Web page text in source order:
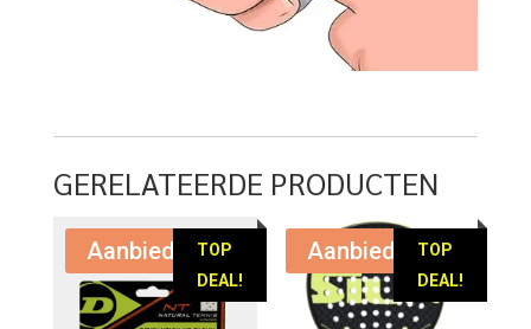
GERELATEERDE PRODUCTEN
TOP
DEAL!
Aanbieding!
TOP
DEAL!
Aanbieding!